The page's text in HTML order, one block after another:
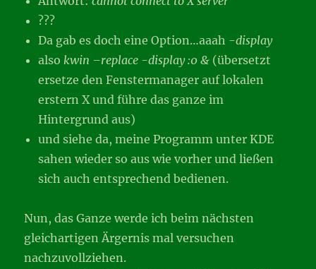
???
Da gab es doch eine Option…aaah -display
also kwin –replace -display :0 & (übersetzt
ersetze den Fenstermanager auf lokalen
erstern X und führe das ganze im
Hintergrund aus)
und siehe da, meine Programm unter KDE
sahen wieder so aus wie vorher und ließen
sich auch entsprechend bedienen.
Nun, das Ganze werde ich beim nächsten
gleichartigen Ärgernis mal versuchen
nachzuvollziehen.